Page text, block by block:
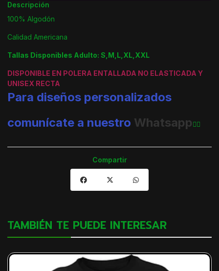
Descripción
100% Algodón
Calidad Americana
Tallas Disponibles Adulto: S,M,L,XL,XXL
DISPONIBLE EN POLERA ENTALLADA NO ELASTICADA Y
UNISEX RECTA
Para diseños personalizados
comunícate a nuestro Whatsapp👈🏼
Compartir
TAMBIÉN TE PUEDE INTERESAR